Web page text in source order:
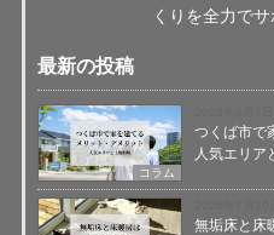
くりを全力で
最新の投稿
コラム
つくば市で
人気エリア
無垢床と床